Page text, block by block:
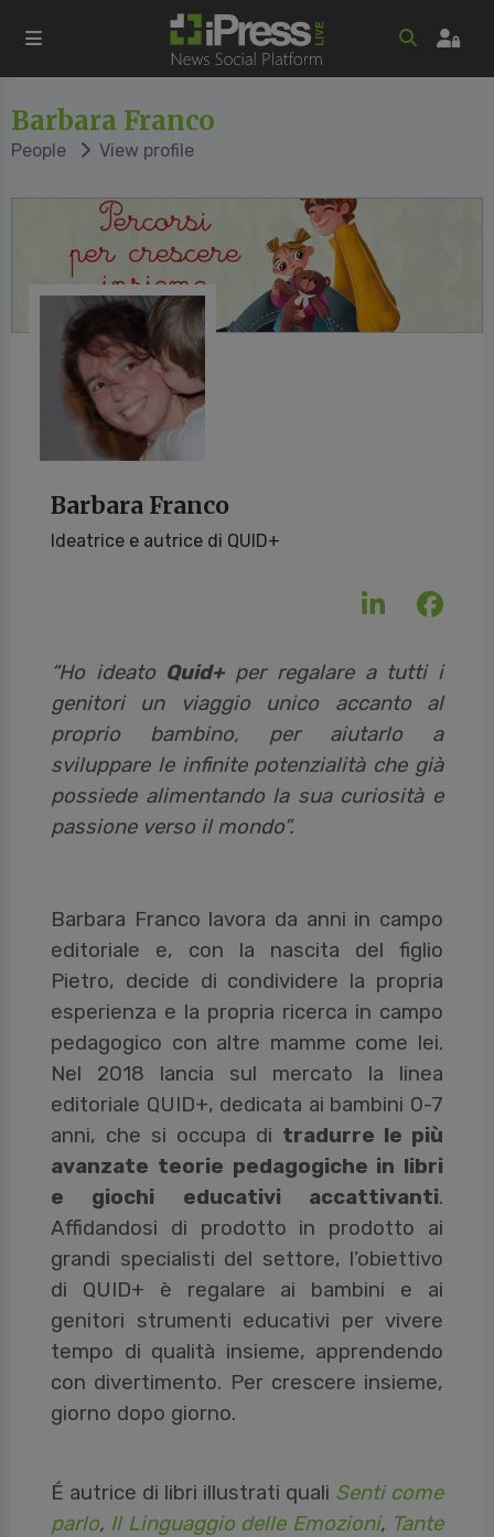
Barbara Franco
People View profile
Barbara Franco
Ideatrice e autrice di QUID+
“Ho ideato Quid+per regalare a tutti i
genitori un viaggio unico accanto al
proprio bambino, per aiutarlo a
sviluppare le infinite potenzialità che già
possiede alimentando la sua curiosità e
passione verso il mondo”.
Barbara Franco lavora da anni in campo
editoriale e, con la nascita del figlio
Pietro, decide di condividere la propria
esperienza e la propria ricerca in campo
pedagogico con altre mamme come lei.
Nel 2018 lancia sul mercato la linea
editoriale QUID+, dedicata ai bambini 0-7
anni, che si occupa di tradurre le più
avanzate teorie pedagogiche in libri
e giochi educativi accattivanti.
Affidandosi di prodotto in prodotto ai
grandi specialisti del settore, l’obiettivo
di QUID+ è regalare ai bambini e ai
genitori strumenti educativi per vivere
tempo di qualità insieme, apprendendo
con divertimento. Per crescere insieme,
giorno dopo giorno.
É autrice di libri illustrati quali Senti come
parlo, Il Linguaggio delle Emozioni, Tante